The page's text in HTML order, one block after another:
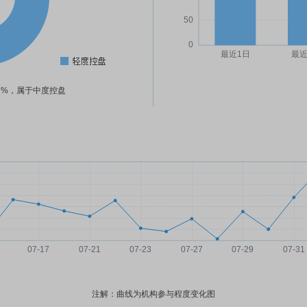
，属于中度控盘
注解：曲线为机构参与程度变化图